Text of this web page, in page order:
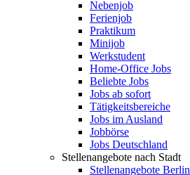
Nebenjob
Ferienjob
Praktikum
Minijob
Werkstudent
Home-Office Jobs
Beliebte Jobs
Jobs ab sofort
Tätigkeitsbereiche
Jobs im Ausland
Jobbörse
Jobs Deutschland
Stellenangebote nach Stadt
Stellenangebote Berlin